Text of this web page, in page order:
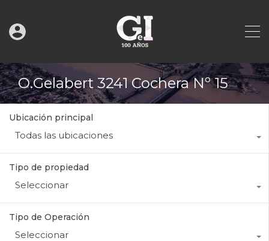
O.Gelabert 3241 Cochera Nº 15
Ubicación principal
Todas las ubicaciones
Tipo de propiedad
Seleccionar
Tipo de Operación
Seleccionar